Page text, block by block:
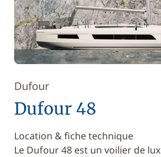
Dufour
Dufour 48
Location & fiche technique
Le Dufour 48 est un voilier de